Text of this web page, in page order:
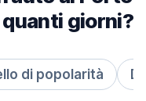
giorni?
di popolarità